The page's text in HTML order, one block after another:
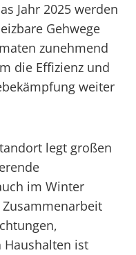
Jahr 2025 werden
Gehwege
zunehmend
die Effizienz und
weiter
legt großen
im Winter
ist